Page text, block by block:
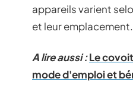
appareils varient
et leur emplacement.
A lire aussi :Le
mode d'emploi et